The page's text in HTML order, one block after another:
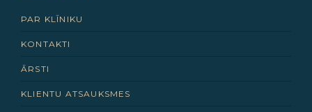
PAR KLĪNIKU
KONTAKTI
ĀRSTI
KLIENTU ATSAUKSMES